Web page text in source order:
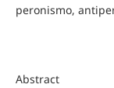
peronismo,
Abstract